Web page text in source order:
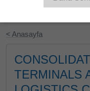
< Anasayfa
TERMINALS